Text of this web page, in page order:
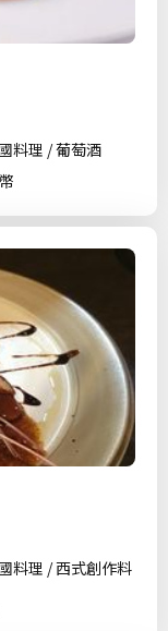
料理 / 葡萄酒
料理 / 西式創作料